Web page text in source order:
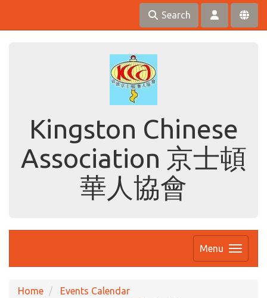
Search
Kingston Chinese
Association 京士頓
華人協會
Menu
Home
Events Calendar